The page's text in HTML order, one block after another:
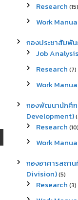
Research (15)
Work
กองประชาสัมพั
Job Analysis
Research (7)
Work
กองพัฒนานักศึ
Development)
Research (10)
Work
กองอาคารสถา
Division)(5)
Research (3)